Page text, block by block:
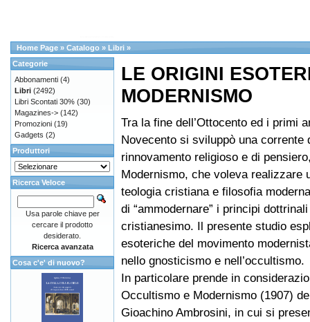
Home Page » Catalogo » Libri »
LE ORIGINI
MODERNISMO
Tra la fine dell’Ottocento ed i primi
Novecento si sviluppò una corrente
rinnovamento religioso e di
Modernismo, che voleva realizzare
teologia cristiana e filosofia
di “ammodernare” i principi
cristianesimo. Il presente studio
esoteriche del movimento
nello gnosticismo e nell’occultismo.
In particolare prende in
Occultismo e Modernismo (1907)
Gioachino Ambrosini, in cui si
Categorie
Abbonamenti (4)
Libri (2492)
Libri Scontati 30% (30)
Magazines-> (142)
Promozioni (19)
Gadgets (2)
Produttori
Ricerca Veloce
Usa parole chiave per
cercare il prodotto
desiderato.
Ricerca avanzata
Cosa c'e' di nuovo?